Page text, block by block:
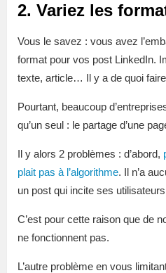
2. Variez les
Vous le savez : vous avez
format pour vos post LinkedIn.
texte, article… Il y a de quoi
Pourtant, beaucoup
qu’un seul : le partage d’une
Il y alors 2 problèmes : d’abord,
plait pas à l’algorithme. Il n’a
un post qui incite ses
C’est pour cette raison que de
ne fonctionnent pas.
L’autre problème en vous